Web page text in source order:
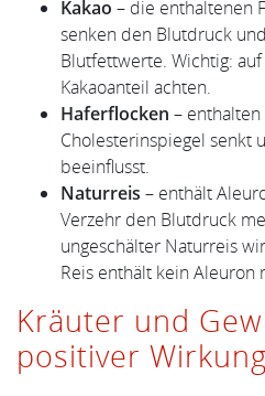
Kakao – die enthaltenen
senken den Blutdruck
Blutfettwerte. Wichtig:
Kakaoanteil achten.
Haferflocken –
Cholesterinspiegel senkt
beeinflusst.
Naturreis – enthält
Verzehr den Blutdruck
ungeschälter Naturreis
Reis enthält kein Aleuron
Kräuter und
positiver Wirkung